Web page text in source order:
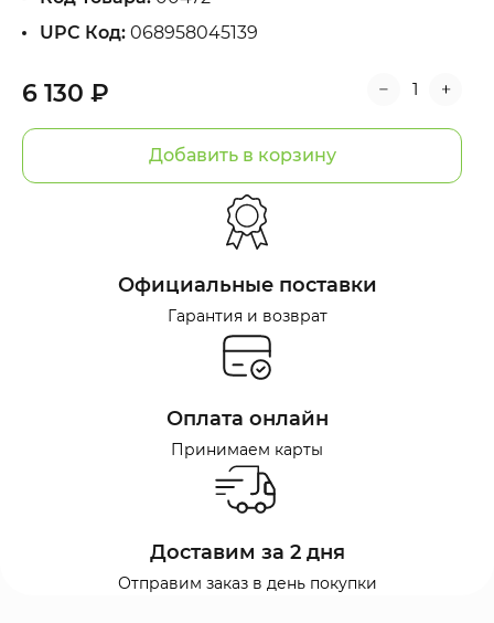
6 130 ₽
Добавить в корзину
UPC Код: 068958045139
Официальные поставки
Гарантия и возврат
Оплата онлайн
Принимаем карты
Доставим за 2 дня
Отправим заказ в день покупки